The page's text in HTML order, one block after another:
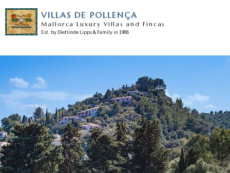
VILLAS DE POLLENÇA
Mallorca Luxury Villas and Fincas
Est. by Dietlinde Lipps & Family in 1988
Unsere villas
Pollensa
Unser service